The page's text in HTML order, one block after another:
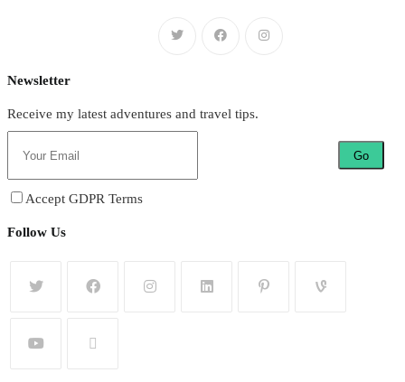
Newsletter
Receive my latest adventures and travel tips.
Go
Accept GDPR Terms
Follow Us